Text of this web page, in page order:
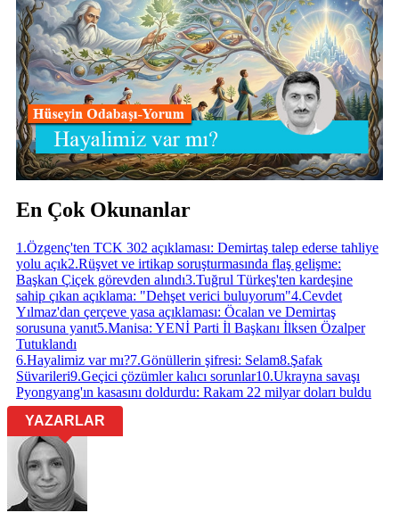
En Çok Okunanlar
1 .Özgenç'ten TCK 302 açıklaması: Demirtaş talep ederse tahliye
yolu açık2.Rüşvet ve irtikap soruşturmasında flaş gelişme:
Başkan Çiçek görevden alındı3.Tuğrul Türkeş'ten kardeşine
sahip çıkan açıklama: "Dehşet verici buluyorum"4.Cevdet
Yılmaz'dan çerçeve yasa açıklaması: Öcalan ve Demirtaş
sorusuna yanıt5.Manisa: YENİ Parti İl Başkanı İlksen Özalper
Tutuklandı
6.Hayalimiz var mı?7.Gönüllerin şifresi: Selam8.Şafak
Süvarileri9.Geçici çözümler kalıcı sorunlar10.Ukrayna savaşı
Pyongyang'ın kasasını doldurdu: Rakam 22 milyar doları buldu
YAZARLAR